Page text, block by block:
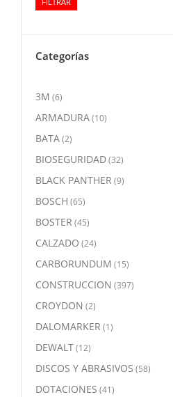
mínimo
máximo
Categorías
3M (6)
ARMADURA(10)
BATA(2)
BIOSEGURIDAD(32)
BLACK PANTHER (9)
BOSCH (65)
BOSTER (45)
CALZADO (24)
CARBORUNDUM (15)
CONSTRUCCION (397)
CROYDON (2)
DALOMARKER (1)
DEWALT(12)
DISCOS Y ABRASIVOS (58)
DOTACIONES (41)